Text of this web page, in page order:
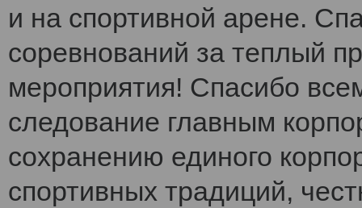
и на спортивной арене.
соревнований за теплый
мероприятия! Спасибо
следование главным
сохранению единого
спортивных традиций,